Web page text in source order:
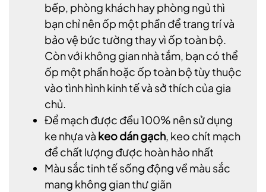
bếp, phòng khách hay phòng ngủ thì
bạn chỉ nên ốp một phần để trang trí và
bảo vệ bức tường thay vì ốp toàn bộ.
Còn với không gian nhà tắm, bạn có thể
ốp một phần hoặc ốp toàn bộ tùy thuộc
vào tình hình kinh tế và sở thích của gia
chủ.
Để mạch được đều 100% nên sử dụng
ke nhựa và keo dán gạch, keo chít mạch
để chất lượng được hoàn hảo nhất
Màu sắc tinh tế sống động về màu sắc
mang không gian thư giãn